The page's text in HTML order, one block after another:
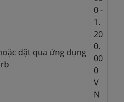
đặt qua ứng dụng
0 -
1.
20
0.
00
0
V
N